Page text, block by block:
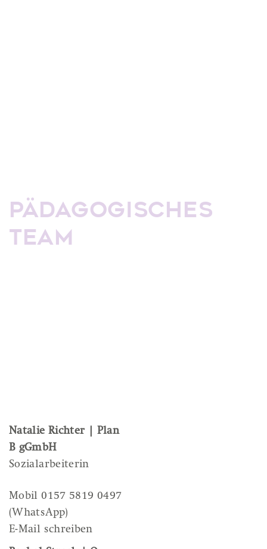
Pädagogisches
Team
Natalie Richter | Plan
B gGmbH
Sozialarbeiterin
Mobil 0157 5819 0497
(WhatsApp)
E-Mail schreiben